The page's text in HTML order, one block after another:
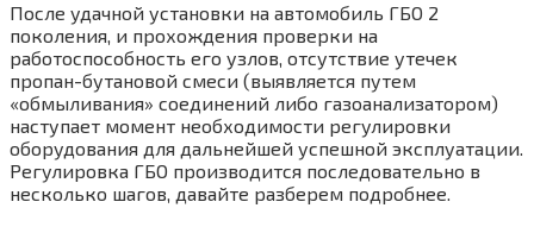
После удачной установки на автомобиль ГБО 2
поколения, и прохождения проверки на
работоспособность его узлов, отсутствие утечек
пропан-бутановой смеси (выявляется путем
«обмыливания» соединений либо газоанализатором)
наступает момент необходимости регулировки
оборудования для дальнейшей успешной эксплуатации.
Регулировка ГБО производится последовательно в
несколько шагов, давайте разберем подробнее.